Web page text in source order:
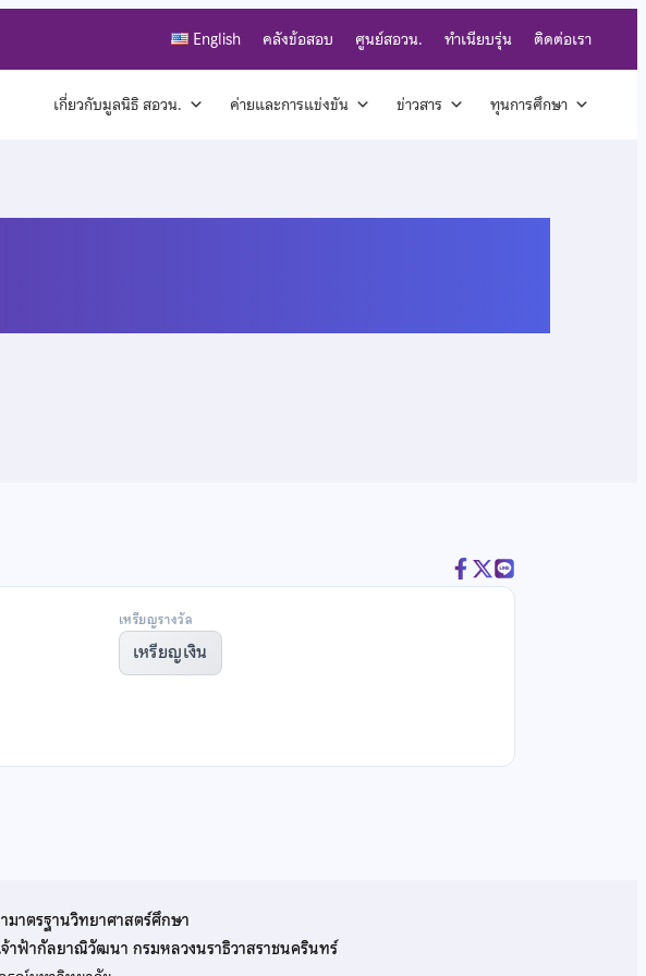
English คลังข้อสอบ ศูนย์สอวน. ทำเนียบรุ่น ติดต่อเรา
เกี่ยวกับมูลนิธิ สอวน. ค่ายและการแข่งขัน ข่าวสาร ทุนการศึกษา
เหรียญรางวัล
เหรียญเงิน
าตรฐานวิทยาศาสตร์ศึกษา
าฟ้ากัลยาณิวัฒนา กรมหลวงนราธิวาสราชนครินทร์